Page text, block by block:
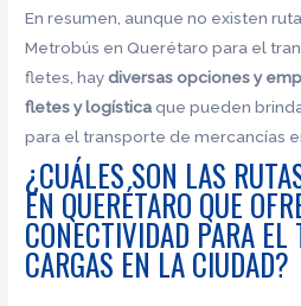
En resumen, aunque no existen
Metrobús en Querétaro para el
fletes, haydiversas opciones y
fletes y logísticaque pueden
para el transporte de mercancías
¿CUÁLES SON LAS
EN QUERÉTARO QUE
CONECTIVIDAD PARA EL
CARGAS EN LA CIUDAD?